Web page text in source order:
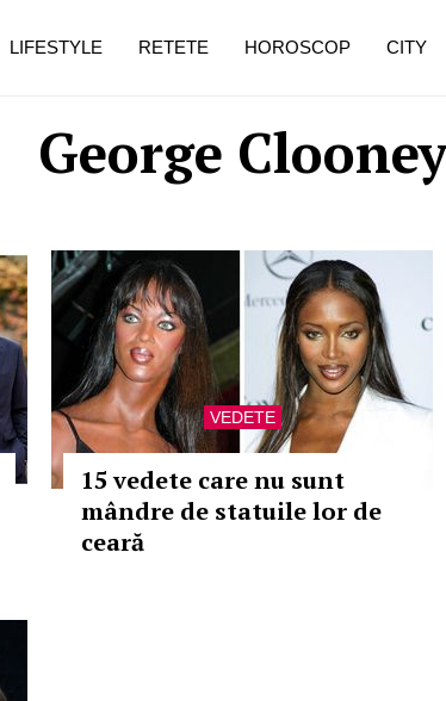
George Clooney
VEDETE
15 vedete care nu sunt
mândre de statuile lor de
ceară
LIFESTYLE RETETE HOROSCOP CITY
vârstă
de dureroasă este investigația